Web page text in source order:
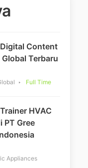
Content
Terbaru
Full Time
HVAC
PT Gree
Appliances